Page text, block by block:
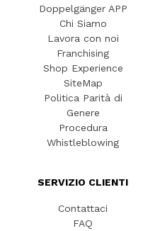
Doppelgänger APP
Chi Siamo
Lavora con noi
Franchising
Shop Experience
SiteMap
Politica Parità di
Genere
Procedura
Whistleblowing
SERVIZIO CLIENTI
Contattaci
FAQ